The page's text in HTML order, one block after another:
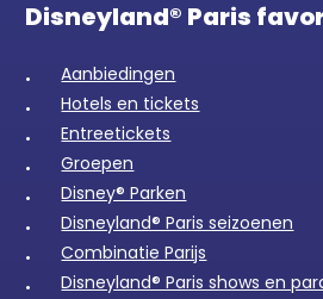
Disneyland® Paris
Aanbiedingen
Hotels en tickets
Entreetickets
Groepen
Disney® Parken
Disneyland® Paris seizoenen
Combinatie Parijs
Disneyland® Paris shows en